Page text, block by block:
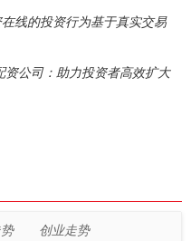
线的投资行为基于真实交易
公司：助力投资者高效扩大
创业走势